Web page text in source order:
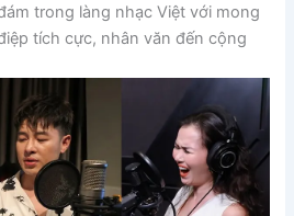
trong làng nhạc Việt với mong
tích cực, nhân văn đến cộng